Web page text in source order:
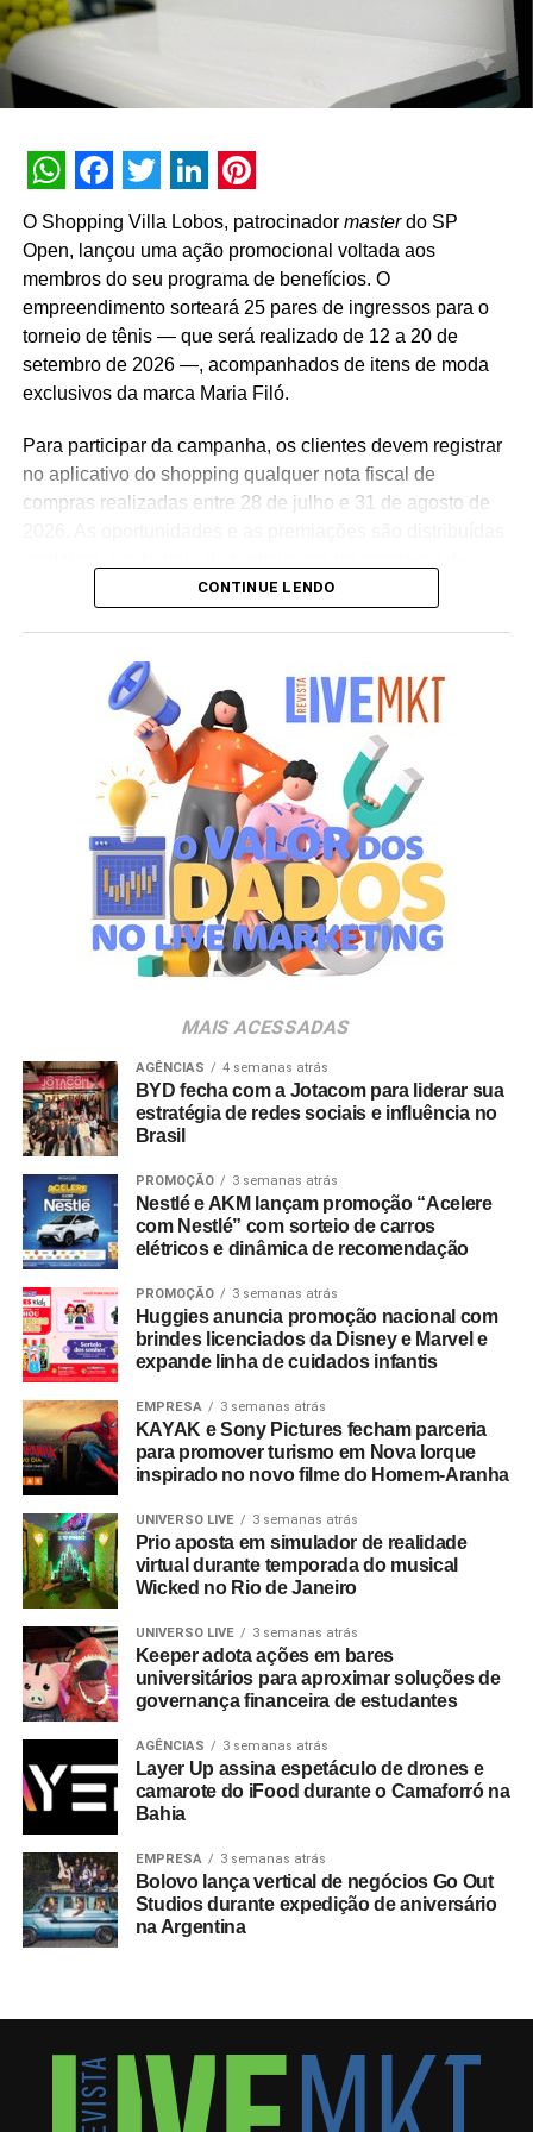
marca em todo o território nacional. Para concorrer aos
comprovantes fiscais pelo site oficial ou via WhatsApp.
reveladas no momento do cadastro do produto, além da
distribuição de R$ 10 mil toda semana e o sorteio final de
fosse muito mais do que um incentivo de compra. Ela
precisava reforçar os atributos da marca, gerar conversa e
manter o Café Evolutto presente na rotina das pessoas. A
combinação entre mecânica simples, premiações
atrativas, comunicação integrada e a chegada do Edu
Guedes nos permite manter a marca presente na rotina
do consumidor durante todo o período da campanha”,
Cooxupé.
WhatsApp
Facebook
Twitter
LinkedIn
Pinterest
O Shopping Villa Lobos, patrocinador masterdo SP
Open, lançou uma ação promocional voltada aos
membros do seu programa de benefícios. O
empreendimento sorteará 25 pares de ingressos para o
torneio de tênis — que será realizado de 12 a 20 de
setembro de 2026 —, acompanhados de itens de moda
exclusivos da marca Maria Filó.
Para participar da campanha, os clientes devem registrar
no aplicativo do shopping qualquer nota fiscal de
compras realizadas entre 28 de julho e 31 de agosto de
de setembro de 2026. Após a divulgação do resultado
oficial, os vencedores terão até o dia 16 de setembro para
realizar a retirada presencial dos ingressos e brindes no
espaço Villa Atende, localizado no piso G1 do shopping.
“O SP Open é um torneio muito relevante para a cidade e
para essa região. Como estamos no evento de forma tão
profunda, nada mais justo do que proporcionar essa
experiência para alguns dos nossos clientes fiéis”,
destaca Aline Ivanov, gerente de marketing do Shopping
Villa Lobos.
Para ingressar no programa e participar do sorteio, os
Shopping Villa Lobos, efetuar o cadastro e enviar
comprovantes fiscais de qualquer valor. O regulamento
completo está disponível no site do empreendimento.
CONTINUE LENDO
MAIS ACESSADAS
AGÊNCIAS 4 semanas atrás
BYD fecha com a Jotacom para liderar sua
estratégia de redes sociais e influência no
Brasil
PROMOÇÃO 3 semanas atrás
Nestlé e AKM lançam promoção “Acelere
com Nestlé” com sorteio de carros
elétricos e dinâmica de recomendação
PROMOÇÃO 3 semanas atrás
Huggies anuncia promoção nacional com
brindes licenciados da Disney e Marvel e
expande linha de cuidados infantis
EMPRESA 3 semanas atrás
KAYAK e Sony Pictures fecham parceria
para promover turismo em Nova Iorque
inspirado no novo filme do Homem-Aranha
UNIVERSO LIVE 3 semanas atrás
Prio aposta em simulador de realidade
virtual durante temporada do musical
Wicked no Rio de Janeiro
UNIVERSO LIVE 3 semanas atrás
Keeper adota ações em bares
universitários para aproximar soluções de
governança financeira de estudantes
AGÊNCIAS 3 semanas atrás
Layer Up assina espetáculo de drones e
camarote do iFood durante o Camaforró na
Bahia
EMPRESA 3 semanas atrás
Bolovo lança vertical de negócios Go Out
Studios durante expedição de aniversário
na Argentina